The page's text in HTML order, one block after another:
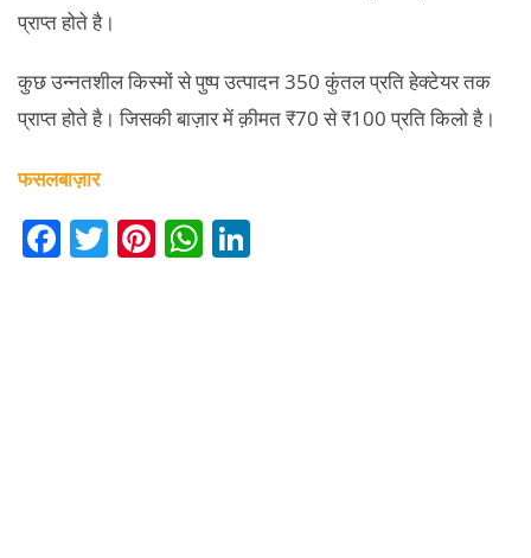
प्राप्त होते है।
कुछ उन्नतशील किस्मों से पुष्प उत्पादन 350 कुंतल प्रति हेक्टेयर तक
प्राप्त होते है। जिसकी बाज़ार में क़ीमत ₹70 से ₹100 प्रति किलो है।
फसलबाज़ार
F T Pi W